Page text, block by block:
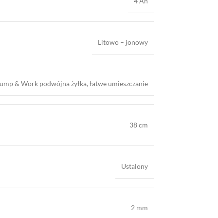
Litowo – jonowy
& Work podwójna żyłka, łatwe umieszczanie
38 cm
Ustalony
2 mm